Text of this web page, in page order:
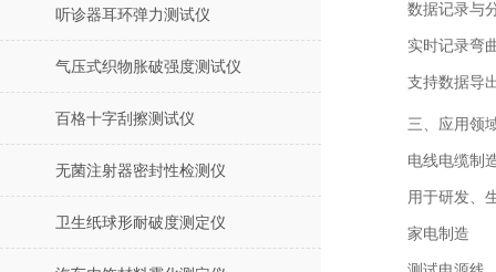
听诊器耳环弹力测试仪
气压式织物胀破强度测试仪
百格十字刮擦测试仪
无菌注射器密封性检测仪
卫生纸球形耐破度测定仪
数据记录与
实时记录弯
支持数据导
三、应用领
电线电缆制
用于研发、
家电制造